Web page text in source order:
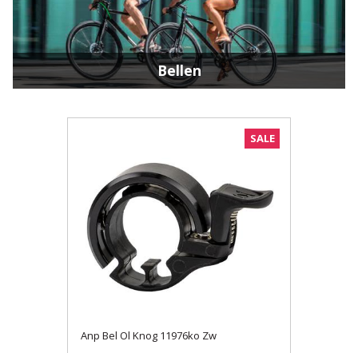
Bellen
SALE
Anp Bel Ol Knog 11976ko Zw